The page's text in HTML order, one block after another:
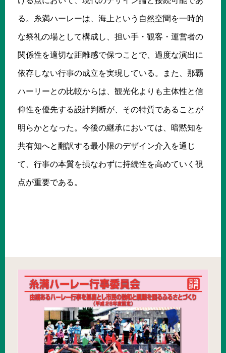
る。糸満ハーレーは、海上という自然空間を一時的
な祭礼の場として構成し、担い手・観客・運営者の
関係性を適切な距離感で保つことで、過度な演出に
依存しない行事の成立を実現している。また、那覇
ハーリーとの比較からは、観光化よりも主体性と信
仰性を優先する設計判断が、その特質であることが
明らかとなった。今後の継承においては、暗黙知を
共有知へと翻訳する最小限のデザイン介入を通じ
て、行事の本質を損なわずに持続性を高めていく視
点が重要である。